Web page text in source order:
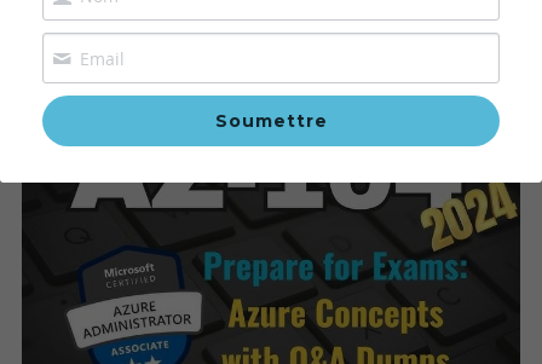
Agile Scrum
COBIT
SAFe
DevOps
BLOCKCHAIN
Préparation à la certification Microsoft Azure
Soumettre